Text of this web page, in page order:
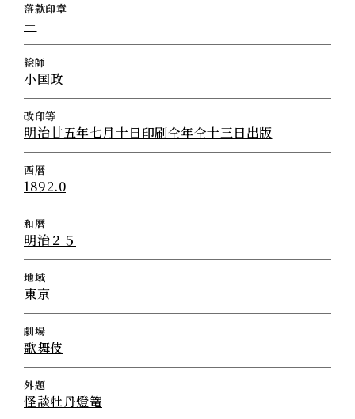
落款印章
－
絵師
小国政
改印等
明治廿五年七月十日印刷仝年仝十三日出版
西暦
1892.0
和暦
明治２５
地域
東京
劇場
歌舞伎
外題
怪談牡丹燈篭